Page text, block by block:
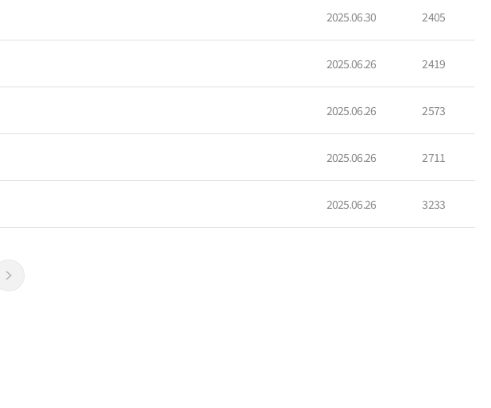
2025.06.30 2405
2025.06.26 2419
2025.06.26 2573
2025.06.26 2711
2025.06.26 3233